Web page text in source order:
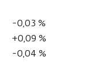
-0,03 %
+0,09 %
-0,04 %